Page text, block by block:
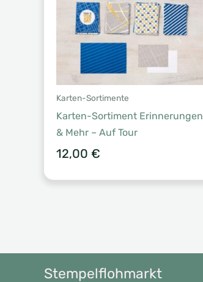
Karten-Sortimente
Karten-Sortiment Erinnerungen
& Mehr – Auf Tour
12,00 €
Stempelflohmarkt